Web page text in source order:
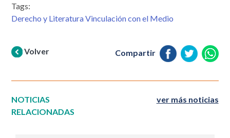
Tags:
Derecho y Literatura Vinculación con el Medio
Volver Compartir
NOTICIAS
RELACIONADAS
ver más noticias